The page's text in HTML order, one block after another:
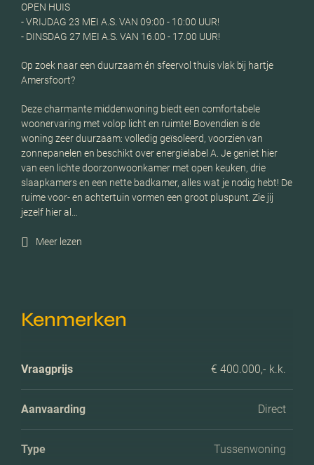
OPEN HUIS
- VRIJDAG 23 MEI A.S. VAN 09:00 - 10:00 UUR!
- DINSDAG 27 MEI A.S. VAN 16.00 - 17.00 UUR!
Op zoek naar een duurzaam én sfeervol thuis vlak bij hartje
Amersfoort?
Deze charmante middenwoning biedt een comfortabele
woonervaring met volop licht en ruimte! Bovendien is de
woning zeer duurzaam: volledig geïsoleerd, voorzien van
zonnepanelen en beschikt over energielabel A. Je geniet hier
van een lichte doorzonwoonkamer met open keuken, drie
slaapkamers en een nette badkamer, alles wat je nodig hebt! De
ruime voor- en achtertuin vormen een groot pluspunt. Zie jij
jezelf hier al…
Meer lezen
Kenmerken
Vraagprijs € 400.000,- k.k.
Aanvaarding Direct
Type Tussenwoning